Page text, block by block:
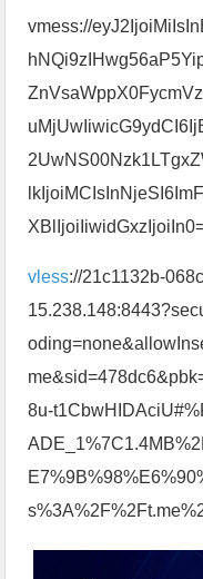
vmess://
vless://21c1132b-
8u-